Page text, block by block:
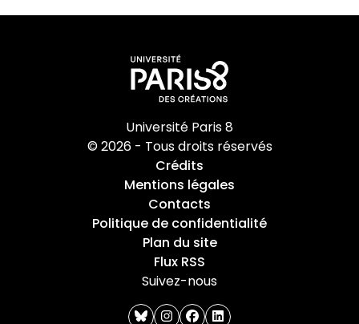
Université Paris 8
© 2026 - Tous droits réservés
Crédits
Mentions légales
Contacts
Politique de confidentialité
Plan du site
Flux RSS
Suivez-nous
blueskyinstagram
facebook
linkedin